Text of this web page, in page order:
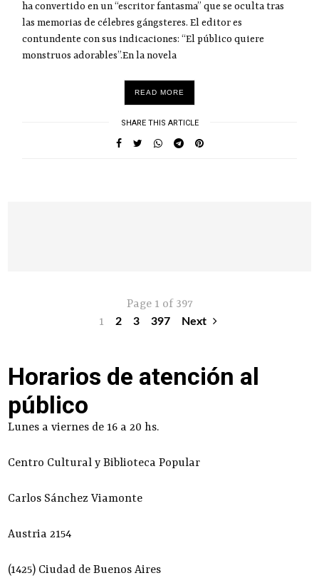
ha convertido en un “escritor fantasma” que se oculta tras
las memorias de célebres gángsteres. El editor es
contundente con sus indicaciones: “El público quiere
monstruos adorables”.En la novela
READ MORE
SHARE THIS ARTICLE
Page 1 of 397
1
2 3 397 Next
Horarios de atención al
público
Lunes a viernes de 16 a 20 hs.
Centro Cultural y Biblioteca Popular
Carlos Sánchez Viamonte
Austria 2154
(1425) Ciudad de Buenos Aires